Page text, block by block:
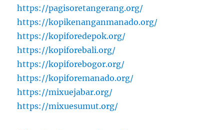
https://pagisoretangerang.org/
https://kopikenanganmanado.org/
https://kopiforedepok.org/
https://kopiforebali.org/
https://kopiforebogor.org/
https://kopiforemanado.org/
https://mixuejabar.org/
https://mixuesumut.org/